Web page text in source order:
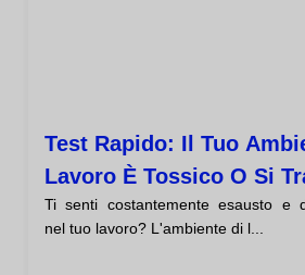
Test Rapido: Il Tuo
Lavoro È Tossico O Si
Molestie Reali?
Ti senti costantemente esausto e
nel tuo lavoro? L'ambiente di l...